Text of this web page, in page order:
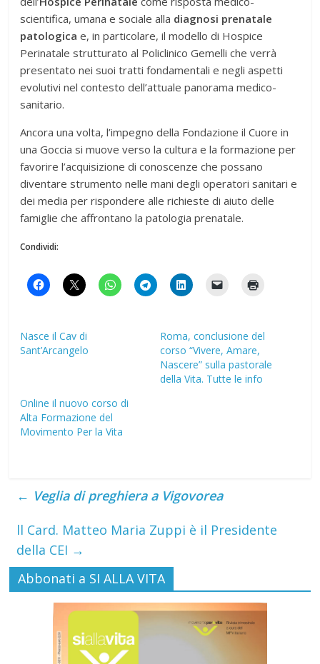
scientifica, umana e sociale alla diagnosi prenatale
patologica e, in particolare, il modello di Hospice
Perinatale strutturato al Policlinico Gemelli che verrà
presentato nei suoi tratti fondamentali e negli aspetti
evolutivi nel contesto dell’attuale panorama medico-
sanitario.
Ancora una volta, l’impegno della Fondazione il Cuore in
una Goccia si muove verso la cultura e la formazione per
favorire l’acquisizione di conoscenze che possano
diventare strumento nelle mani degli operatori sanitari e
dei media per rispondere alle richieste di aiuto delle
famiglie che affrontano la patologia prenatale.
Condividi:
Nasce il Cav di
Sant’Arcangelo
Roma, conclusione del
corso “Vivere, Amare,
Nascere” sulla pastorale
della Vita. Tutte le info
Online il nuovo corso di
Alta Formazione del
Movimento Per la Vita
← Veglia di preghiera a Vigovorea
ll Card. Matteo Maria Zuppi è il Presidente
della CEI →
Abbonati a SI ALLA VITA